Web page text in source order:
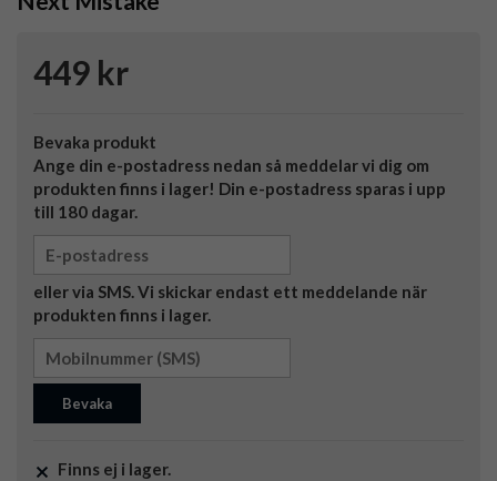
449 kr
Bevaka produkt
Ange din e-postadress nedan så meddelar vi dig om
produkten finns i lager! Din e-postadress sparas i upp
till 180 dagar.
eller via SMS. Vi skickar endast ett meddelande när
produkten finns i lager.
Bevaka
Finns ej i lager.